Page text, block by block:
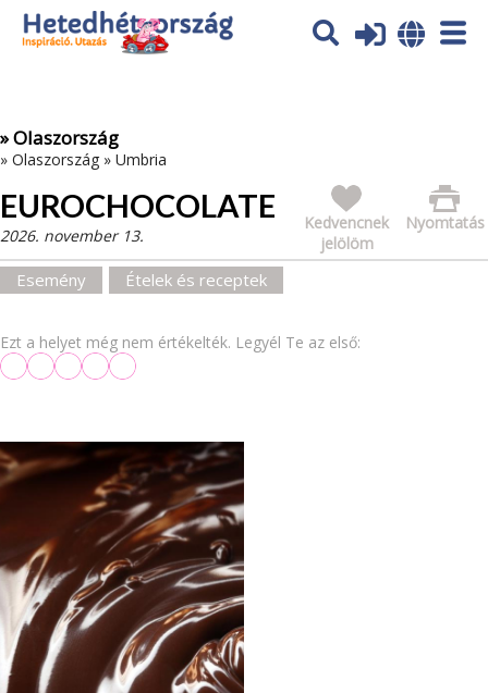
Az oldal sütiket (cookies) használ. További tájékoztatás itt:
Adatvédelmi tájékoztató
» Olaszország
» Olaszország » Umbria
EUROCHOCOLATE Nyomtatás
Kedvencnek
jelölöm
2026. november 13.
Esemény Ételek és receptek
Ezt a helyet még nem értékelték. Legyél Te az első: